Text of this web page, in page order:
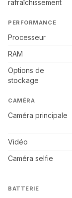
rafraîchissement
PERFORMANCE
Processeur
RAM
Options de
stockage
CAMÉRA
Caméra principale
Vidéo
Caméra selfie
BATTERIE